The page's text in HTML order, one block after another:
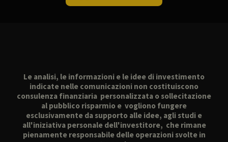
Le analisi, le informazioni e le idee di investimento
indicate nelle comunicazioni non costituiscono
consulenza finanziaria personalizzata o sollecitazione
al pubblico risparmio e vogliono fungere
esclusivamente da supporto alle idee, agli studi e
all'iniziativa personale dell'investitore, che rimane
pienamente responsabile delle operazioni svolte in